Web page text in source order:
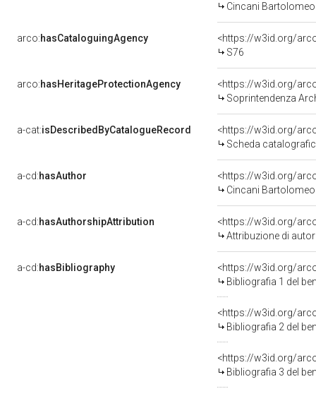
Cincani
arco:hasCataloguingAgency
<https://w3id.org/
S76
arco:hasHeritageProtectionAgency
<https://w3id.org/
Soprintendenza
a-cat:isDescribedByCatalogueRecord
<https://w3id.org/
Scheda
a-cd:hasAuthor
<https://w3id.org/
Cincani
a-cd:hasAuthorshipAttribution
<https://w3id.org/
Attribuzione di
a-cd:hasBibliography
<https://w3id.org/
Bibliografia 1 del
<https://w3id.org/
Bibliografia 2 del
<https://w3id.org/
Bibliografia 3 del